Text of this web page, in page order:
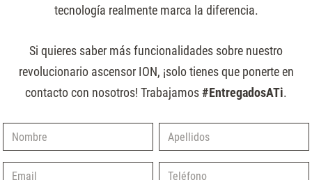
tecnología realmente marca la diferencia.
Si quieres saber más funcionalidades sobre nuestro
revolucionario ascensor ION, ¡solo tienes que ponerte en
contacto con nosotros! Trabajamos#EntregadosATi.
Nombre Apellidos
Email Teléfono